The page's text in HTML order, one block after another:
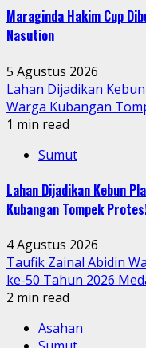
Maraginda Hakim Cup
Nasution
5 Agustus 2026
Lahan Dijadikan
Warga Kubangan
1 min read
Sumut
Lahan Dijadikan Kebun
Kubangan Tompek
4 Agustus 2026
Taufik Zainal Abidin
ke-50 Tahun 2026
2 min read
Asahan